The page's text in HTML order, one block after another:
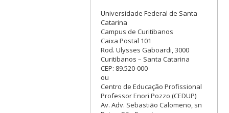
Universidade Federal de Santa
Catarina
Campus de Curitibanos
Caixa Postal 101
Rod. Ulysses Gaboardi, 3000
Curitibanos – Santa Catarina
CEP: 89.520-000
ou
Centro de Educação Profissional
Professor Enori Pozzo (CEDUP)
Av. Adv. Sebastião Calomeno, sn